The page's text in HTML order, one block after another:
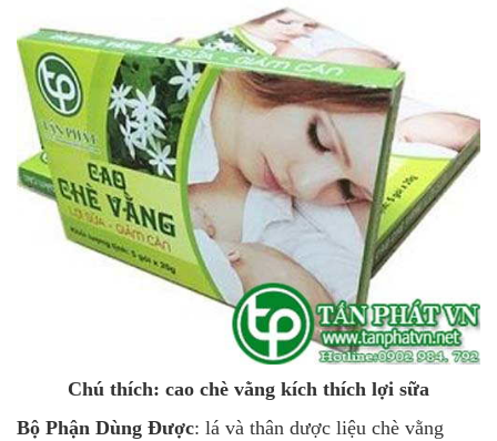
Chú thích: cao chè vằng kích thích lợi sữa
Bộ Phận Dùng Được: lá và thân dược liệu chè vằng